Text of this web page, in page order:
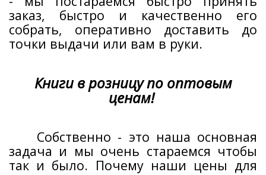
заказ, быстро и качественно его
собрать, оперативно доставить до
точки выдачи или вам в руки.
Книги в розницу по оптовым
ценам!
Собственно - это наша основная
задача и мы очень стараемся чтобы
так и было. Почему наши цены для